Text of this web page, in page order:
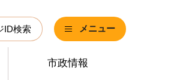
ID検索 メニュー
市政情報